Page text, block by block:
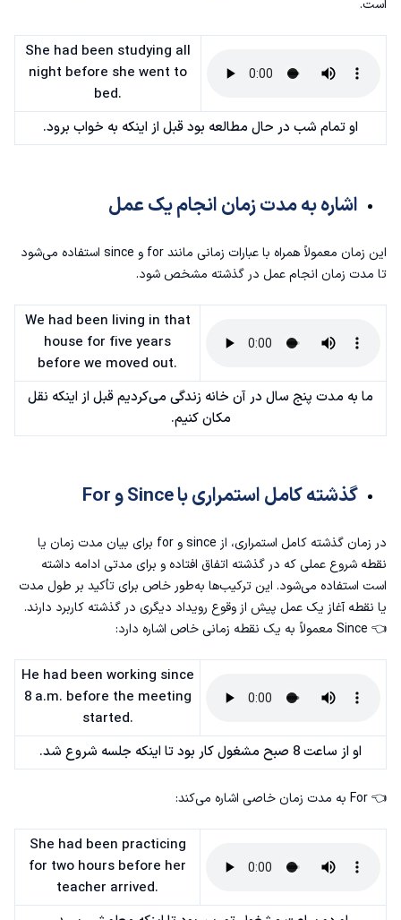
است.
She had been studying all
night before she went to
bed.
او تمام شب در حال مطالعه بود قبل از اینکه به خواب برود.
اشاره به مدت زمان انجام یک عمل
این زمان معمولاً همراه با عبارات زمانی مانند for و since استفاده می‌شود
تا مدت زمان انجام عمل در گذشته مشخص شود.
We had been living in that
house for five years
before we moved out.
ما به مدت پنج سال در آن خانه زندگی می‌کردیم قبل از اینکه نقل
مکان کنیم.
گذشته کامل استمراری با Since و For
در زمان گذشته کامل استمراری، از since و for برای بیان مدت زمان یا
نقطه شروع عملی که در گذشته اتفاق افتاده و برای مدتی ادامه داشته
است استفاده می‌شود. این ترکیب‌ها به‌طور خاص برای تأکید بر طول مدت
یا نقطه آغاز یک عمل پیش از وقوع رویداد دیگری در گذشته کاربرد دارند.
👈 Since معمولاً به یک نقطه زمانی خاص اشاره دارد:
He had been working since
8 a.m. before the meeting
started.
او از ساعت 8 صبح مشغول کار بود تا اینکه جلسه شروع شد.
👈 For به مدت زمان خاصی اشاره می‌کند:
She had been practicing
for two hours before her
teacher arrived.